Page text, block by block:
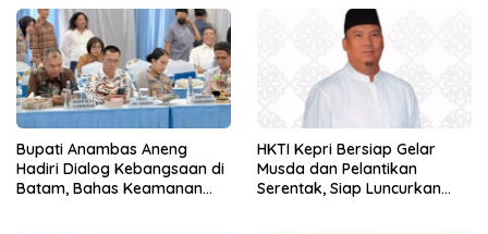
Bupati Anambas Aneng
Hadiri Dialog Kebangsaan di
Batam, Bahas Keamanan
HKTI Kepri Bersiap Gelar
Musda dan Pelantikan
Serentak, Siap Luncurkan